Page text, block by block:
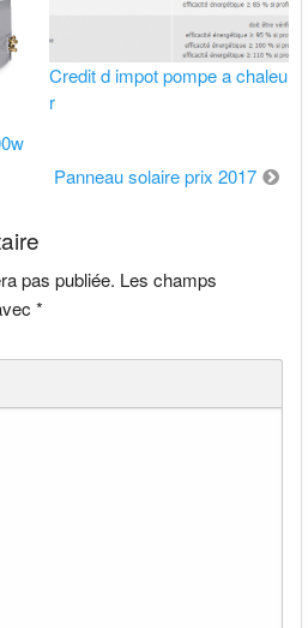
Credit d impot pompe a chaleu
r
Panneau solaire prix 2017
pas publiée. Les champs
*